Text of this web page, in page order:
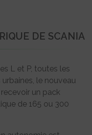
DE SCANIA
L et P, toutes les
le nouveau
un pack
de 165 ou 300